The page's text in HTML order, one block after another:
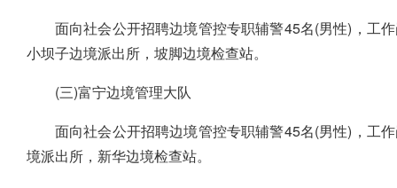
面向社会公开招聘边境管控专职辅警45名(男性)，工
小坝子边境派出所，坡脚边境检查站。
(三)富宁边境管理大队
面向社会公开招聘边境管控专职辅警45名(男性)，工
境派出所，新华边境检查站。